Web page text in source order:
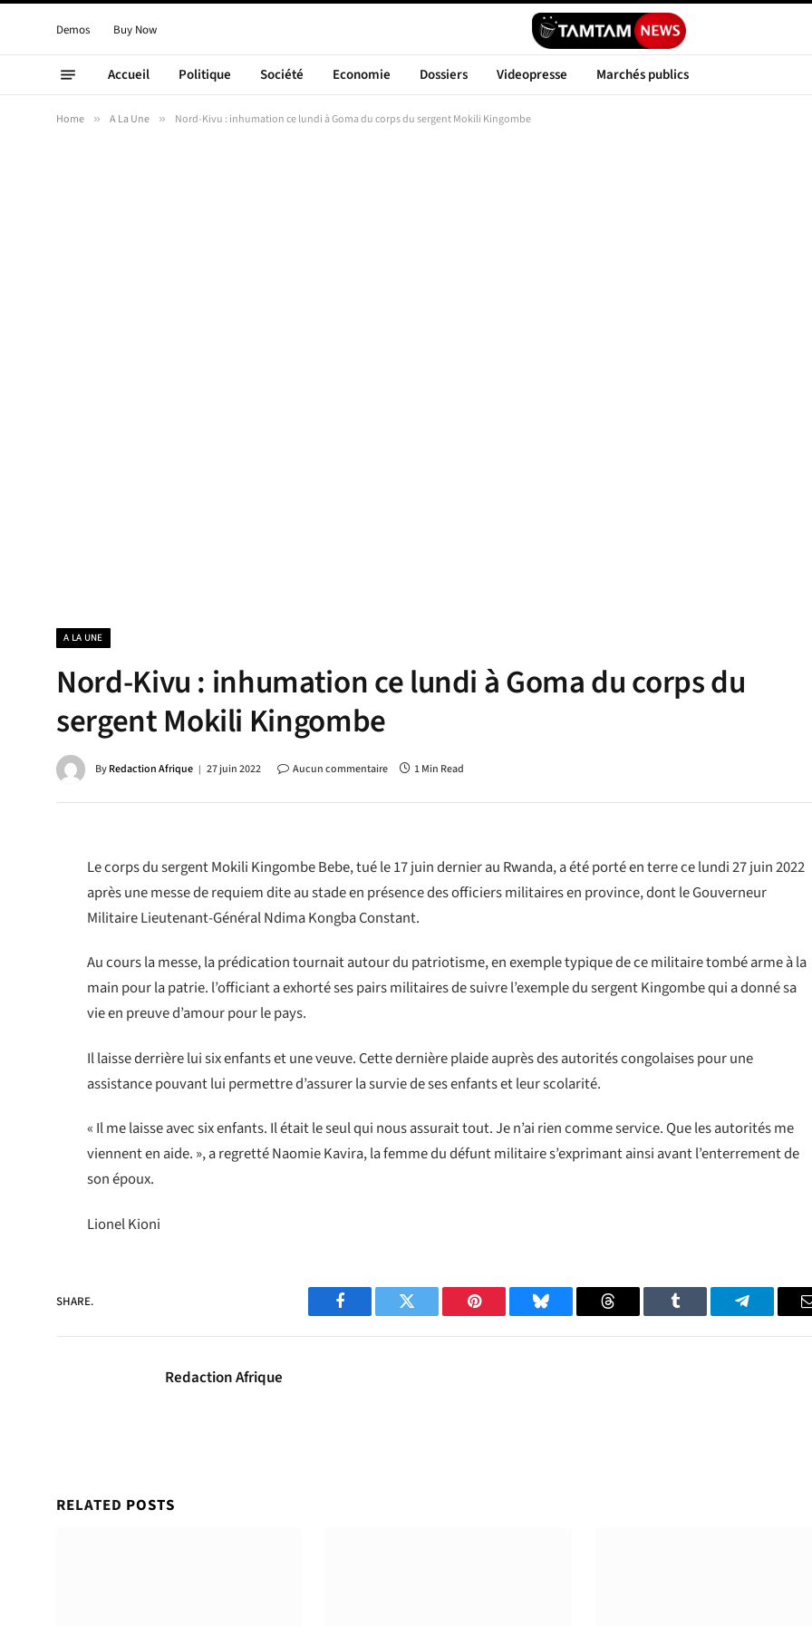
Demos Buy Now
Accueil Politique Société Economie Dossiers Videopresse Marchés publics
Home » A La Une » Nord-Kivu : inhumation ce lundi à Goma du corps du sergent Mokili Kingombe
A LA UNE
Nord-Kivu : inhumation ce lundi à Goma du corps du
sergent Mokili Kingombe
ByRedaction Afrique 27 juin 2022 Aucun commentaire 1 Min Read
Le corps du sergent Mokili Kingombe Bebe, tué le 17 juin dernier au Rwanda, a été porté en terre ce lundi 27 juin 2022
après une messe de requiem dite au stade en présence des officiers militaires en province, dont le Gouverneur
Militaire Lieutenant-Général Ndima Kongba Constant.
Au cours la messe, la prédication tournait autour du patriotisme, en exemple typique de ce militaire tombé arme à la
main pour la patrie. l’officiant a exhorté ses pairs militaires de suivre l’exemple du sergent Kingombe qui a donné sa
vie en preuve d’amour pour le pays.
Il laisse derrière lui six enfants et une veuve. Cette dernière plaide auprès des autorités congolaises pour une
assistance pouvant lui permettre d’assurer la survie de ses enfants et leur scolarité.
« Il me laisse avec six enfants. Il était le seul qui nous assurait tout. Je n’ai rien comme service. Que les autorités me
viennent en aide. », a regretté Naomie Kavira, la femme du défunt militaire s’exprimant ainsi avant l’enterrement de
son époux.
Lionel Kioni
SHARE.
Facebook Twitter Pinterest Bluesky Threads Tumblr Telegram
Redaction Afrique
RELATED POSTS